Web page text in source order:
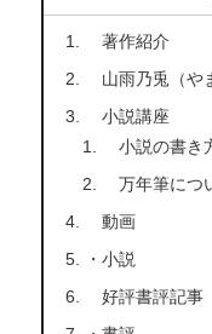
著作紹介
山雨乃兎（や
小説講座
小説の書き
万年筆につ
動画
・小説
好評書評記事